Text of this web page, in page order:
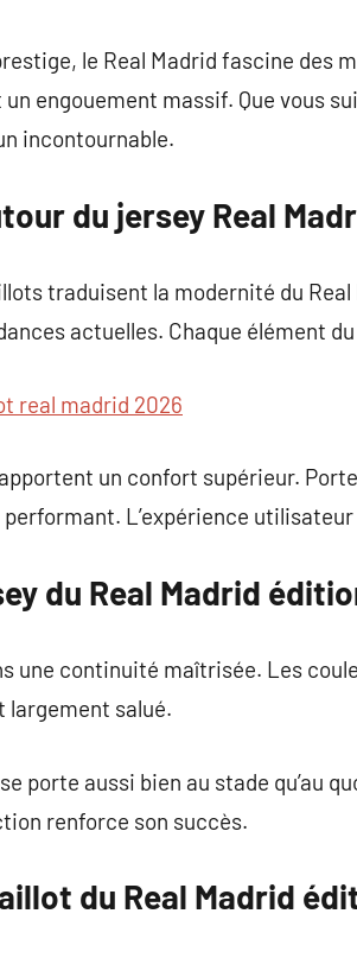
le Real Madrid fascine des
engouement massif. Que vous
incontournable.
du jersey Real
traduisent la modernité du
actuelles. Chaque élément
real madrid 2026
un confort supérieur.
L’expérience
du Real Madrid
une continuité maîtrisée. Les
largement salué.
porte aussi bien au stade qu’au
renforce son succès.
du Real Madrid